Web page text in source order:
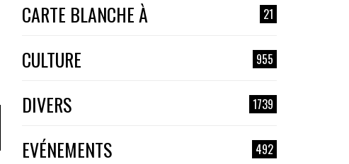
CARTE BLANCHE À 21
CULTURE 955
DIVERS 1739
EVÉNEMENTS 492